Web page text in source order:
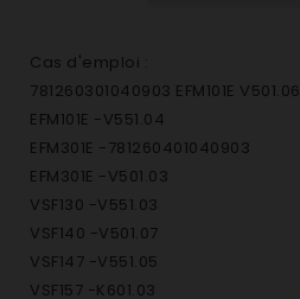
Cas d'emploi :
781260301040903 EFM101E V501.06
EFM101E -V551.04
EFM301E -781260401040903
EFM301E -V501.03
VSF130 -V551.03
VSF140 -V501.07
VSF147 -V551.05
VSF157 -K601.03